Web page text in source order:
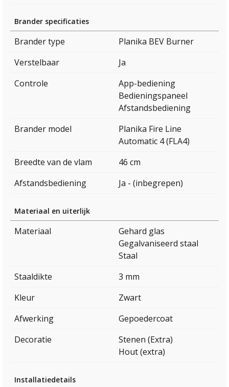
Brander specificaties
Brander type
Planika BEV Burner
Verstelbaar
Ja
Controle
App-bediening
Bedieningspaneel
Afstandsbediening
Brander model
Planika Fire Line
Automatic 4 (FLA4)
Breedte van de vlam
46 cm
Afstandsbediening
Ja - (inbegrepen)
Materiaal en uiterlijk
Materiaal
Gehard glas
Gegalvaniseerd staal
Staal
Staaldikte
3 mm
Kleur
Zwart
Afwerking
Gepoedercoat
Decoratie
Stenen (Extra)
Hout (extra)
Installatiedetails